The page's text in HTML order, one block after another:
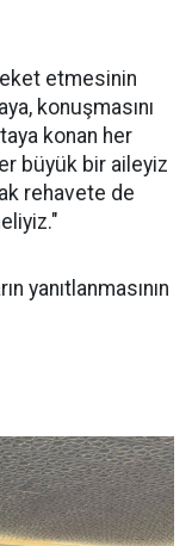
etmesinin
konuşmasını
konan her
büyük bir aileyiz
rehavete de
yanıtlanmasının